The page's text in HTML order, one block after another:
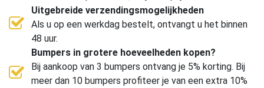
Uitgebreide verzendingsmogelijkheden
Als u op een werkdag bestelt, ontvangt u het binnen
48 uur.
Bumpers in grotere hoeveelheden kopen?
Bij aankoop van 3 bumpers ontvang je 5% korting. Bij
meer dan 10 bumpers profiteer je van een extra 10%